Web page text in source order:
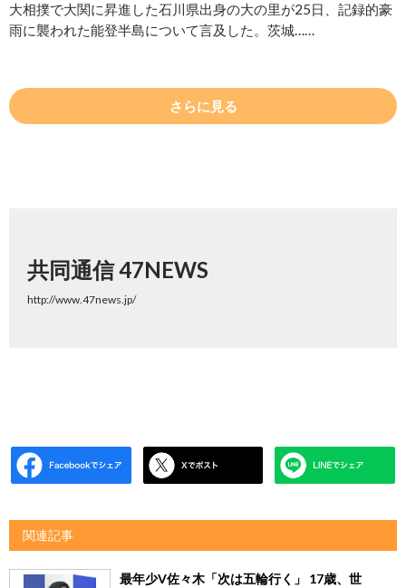
大相撲で大関に昇進した石川県出身の大の里が25日、記録的豪
雨に襲われた能登半島について言及した。茨城……
さらに見る
共同通信 47NEWS
http://www.47news.jp/
関連記事
最年少V佐々木「次は五輪行く」 17歳、世